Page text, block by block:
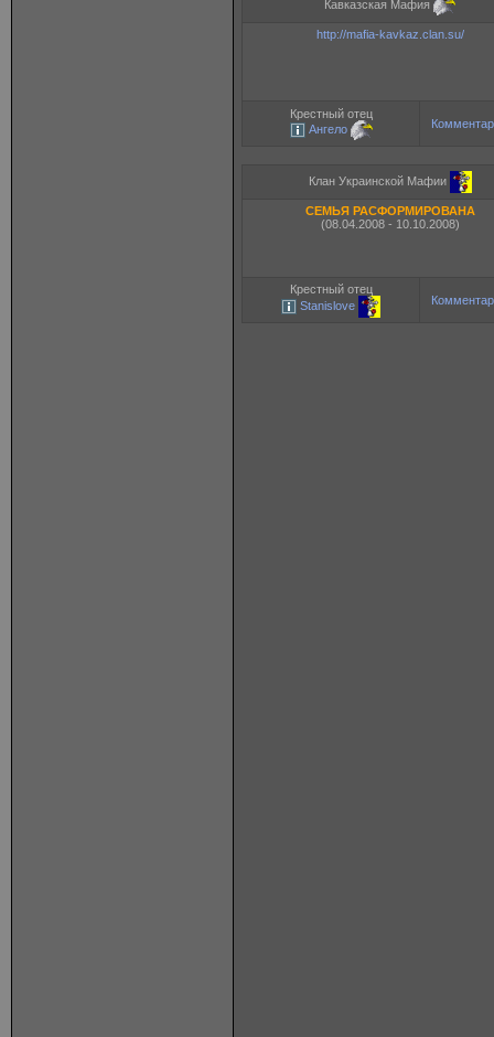
Кавказская Мафия
http://mafia-kavkaz.clan.su/
Крестный отец
Ангело
Клан Украинской Мафии
СЕМЬЯ РАСФОРМИРОВАНА
(08.04.2008 - 10.10.2008)
Крестный отец
Stanislove